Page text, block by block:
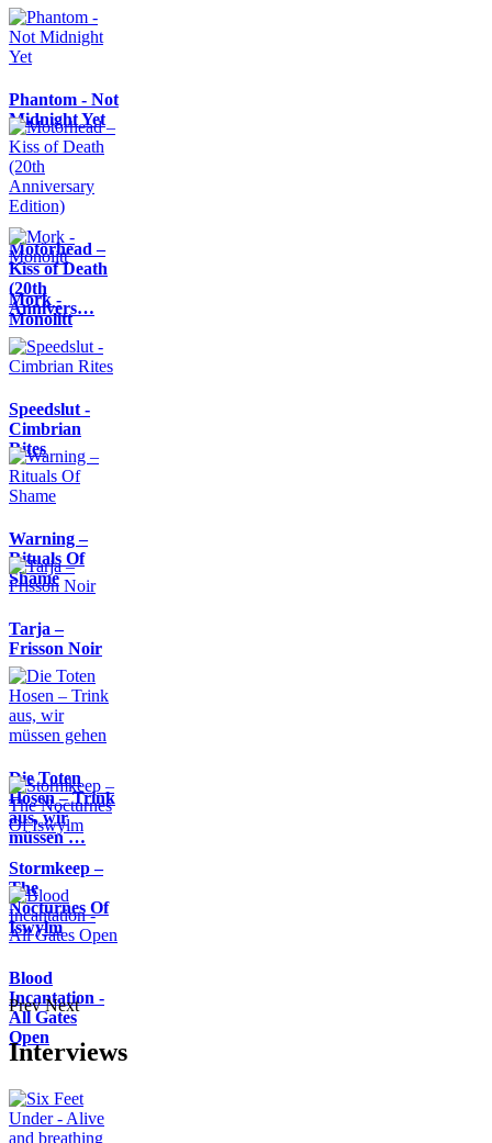
Phantom - Not
Midnight Yet
Motörhead –
Kiss of Death
(20th
Annivers…
Mork -
Monolitt
Speedslut -
Cimbrian
Rites
Warning –
Rituals Of
Shame
Tarja –
Frisson Noir
Die Toten
Hosen – Trink
aus, wir
müssen …
Stormkeep –
The
Nocturnes Of
Iswylm
Blood
Incantation -
All Gates
Open
Prev Next
Interviews